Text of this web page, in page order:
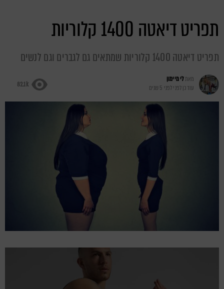
תפריט דיאטה 1400 קלוריות
תפריט דיאטה 1400 קלוריות שמתאים גם לגברים וגם לנשים
מאתלי מיימון
עודכן לפנילפני 5 שנים 82.1k